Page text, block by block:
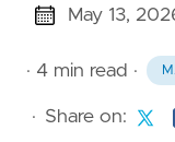
May 13,
· 4 min read ·
· Share on: